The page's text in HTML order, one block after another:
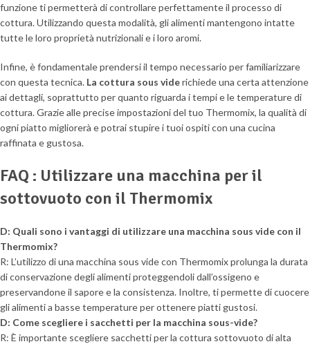
funzione ti permetterà di controllare perfettamente il processo di
cottura. Utilizzando questa modalità, gli alimenti mantengono intatte
tutte le loro proprietà nutrizionali e i loro aromi.
Infine, è fondamentale prendersi il tempo necessario per familiarizzare
con questa tecnica. La cottura sous viderichiede una certa attenzione
ai dettagli, soprattutto per quanto riguarda i tempi e le temperature di
cottura. Grazie alle precise impostazioni del tuo Thermomix, la qualità di
ogni piatto migliorerà e potrai stupire i tuoi ospiti con una cucina
raffinata e gustosa.
FAQ : Utilizzare una macchina per il
sottovuoto con il Thermomix
D: Quali sono i vantaggi di utilizzare una macchina sous vide con il
Thermomix?
R: L’utilizzo di una macchina sous vide con Thermomix prolunga la durata
di conservazione degli alimenti proteggendoli dall’ossigeno e
preservandone il sapore e la consistenza. Inoltre, ti permette di cuocere
gli alimenti a basse temperature per ottenere piatti gustosi.
D: Come scegliere i sacchetti per la macchina sous-vide?
R: È importante scegliere sacchetti per la cottura sottovuoto di alta